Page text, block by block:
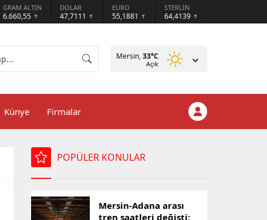
GRAM ALTIN
6.660,55
DOLAR
47,7111
EURO
55,1881
STERLİN
64,4139
Mersin,33°C
Açık
Künye Firmalar
POPÜLER KONULAR
Mersin-Adana arası
tren saatleri değişti: